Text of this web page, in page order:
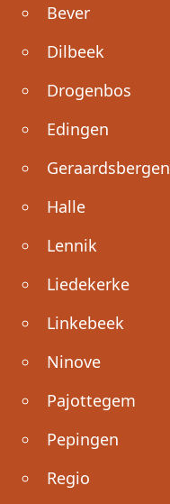
Bever
Dilbeek
Drogenbos
Edingen
Geraardsbergen
Halle
Lennik
Liedekerke
Linkebeek
Ninove
Pajottegem
Pepingen
Regio